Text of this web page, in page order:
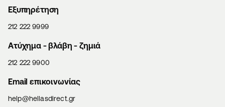
Εξυπηρέτηση
212 222 9999
Aτύχημα - βλάβη - ζημιά
212 222 9900
Email επικοινωνίας
help@hellasdirect.gr